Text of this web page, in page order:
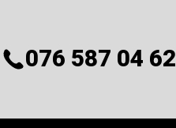
076 587 04 62